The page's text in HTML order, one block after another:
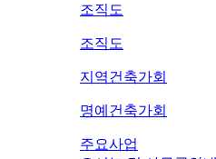
조직도
조직도
지역건축가회
명예건축가회
주요사업